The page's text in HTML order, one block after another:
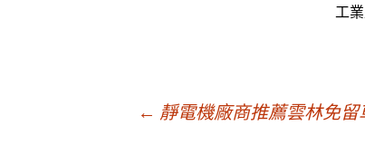
工
← 靜電機廠商推薦雲林免